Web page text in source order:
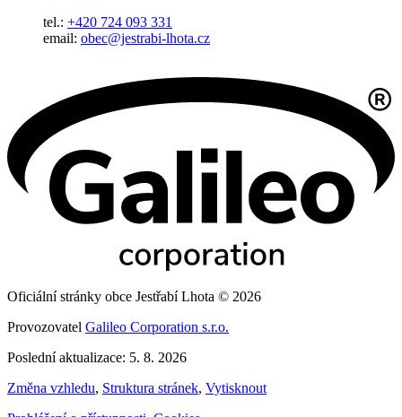
tel.: +420 724 093 331
email: obec@jestrabi-lhota.cz
Oficiální stránky obce Jestřabí Lhota © 2026
Provozovatel Galileo Corporation s.r.o.
Poslední aktualizace: 5. 8. 2026
Změna vzhledu, Struktura stránek, Vytisknout